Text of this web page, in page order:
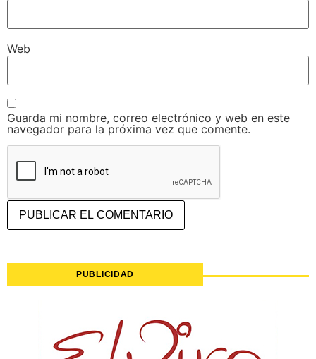
Web
Guarda mi nombre, correo electrónico y web en este
navegador para la próxima vez que comente.
PUBLICIDAD